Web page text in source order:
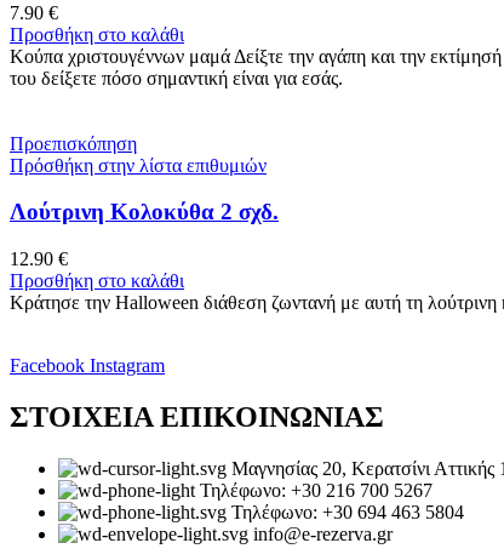
7.90 €
Προσθήκη στο καλάθι
Κούπα χριστουγέννων μαμά Δείξτε την αγάπη και την
του δείξετε πόσο σημαντική είναι για εσάς.
Προεπισκόπηση
Πρόσθήκη στην λίστα επιθυμιών
Λούτρινη Κολοκύθα 2 σχδ.
12.90 €
Προσθήκη στο καλάθι
Κράτησε την Halloween διάθεση ζωντανή με αυτή τη
Facebook Instagram
ΣΤΟΙΧΕΙΑ ΕΠΙΚΟΙΝΩΝΙΑΣ
Μαγνησίας 20, Κερατσίνι Αττικής
Τηλέφωνο: +30 216 700 5267
Τηλέφωνο: +30 694 463 5804
info@e-rezerva.gr